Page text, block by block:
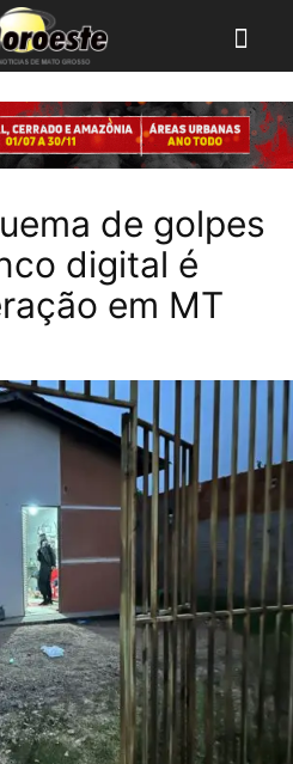
de golpes
digital é
em MT